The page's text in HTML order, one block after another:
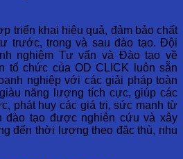
triển khai hiệu quả, đảm bảo chất
trước, trong và sau đào tạo. Đội
nghiệm Tư vấn và Đào tạo về
tổ chức của OD CLICK luôn sẵn
nghiệp với các giải pháp toàn
năng lượng tích cực, giúp các
phát huy các giá trị, sức mạnh từ
đào tạo được nghiên cứu và xây
đến thời lượng theo đặc thù, nhu